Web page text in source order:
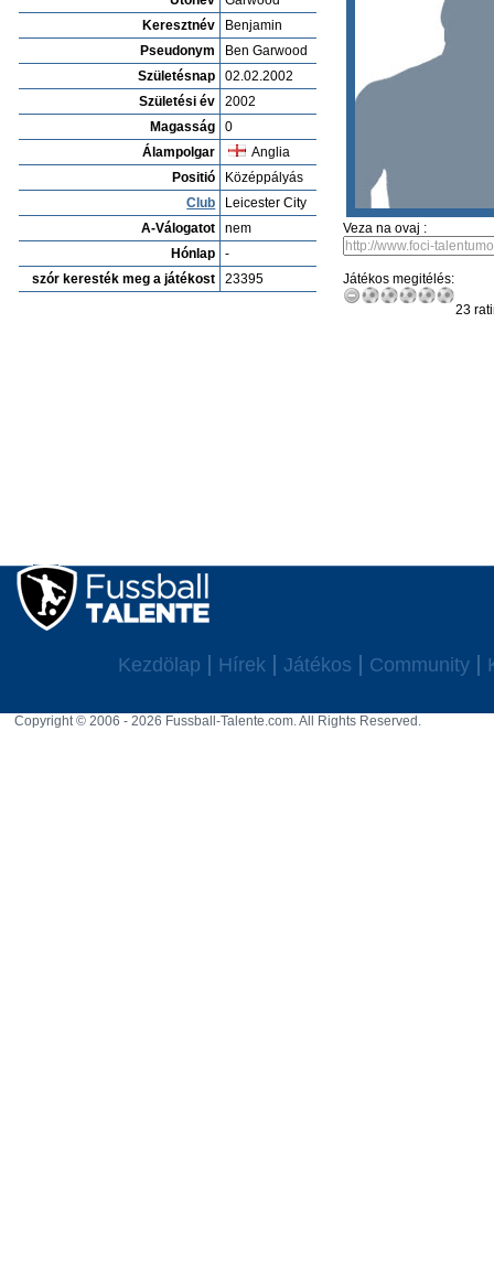
Keresztnév
Benjamin
Pseudonym
Ben Garwood
Születésnap
02.02.2002
Születési év
2002
Magasság
0
Álampolgar
Anglia
Positió
Középpályás
Club
Leicester City
A-Válogatot
nem
Hónlap
-
szór keresték meg a játékost
23395
Veza na ovaj :
Játékos megitélés:
23
Kezdölap Hírek Játékos Community
Copyright © 2006 - 2026 Fussball-Talente.com. All Rights Reserved.